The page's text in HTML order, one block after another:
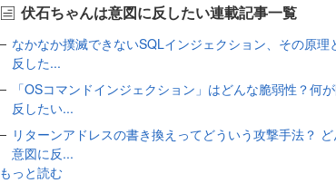
伏石ちゃんは意図に反したい連載記事一覧
なかなか撲滅できないSQLインジェクション、その原
反した...
「OSコマンドインジェクション」はどんな脆弱性？何
反したい...
リターンアドレスの書き換えってどういう攻撃手法？
意図に反...
もっと読む